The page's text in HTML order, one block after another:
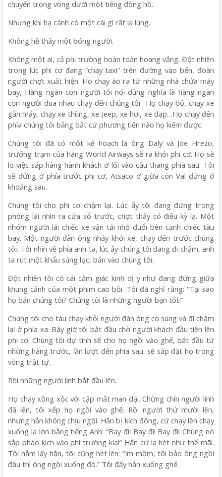
chuyến trong vòng dưới một tiếng đồng hồ.
Nhưng khi hạ cánh có một cái gì rất lạ lùng.
Không hề thấy một bóng người.
Không một ai, cả phi trường hoàn toàn hoang vắng. Đột nhiên
trong lúc phi cơ đang “chạy taxi” trên đường vào bến, đoàn
người chợt xuất hiện. Họ chạy ào ra từ những nhà chứa máy
bay, Hàng ngàn con người-tôi nói đúng nghĩa là hàng ngàn
con người đua nhau chạy đến chúng tôi- Họ chạy bộ, chạy xe
gắn máy, chạy xe thùng, xe Jeep, xe hơi, xe đạp…Họ chạy đến
phía chúng tôi bằng bất cứ phương tiện nào họ kiếm được.
Chúng tôi đã có một kế hoạch là ông Daly và Joe Hrezo,
trưởng trạm của hãng World Airways sẽ ra khỏi phi cơ. Họ sẽ
lo việc sắp hàng hành khách ở lối vào cầu thang phía sau. Tôi
sẽ đứng ở phía trước phi cơ, Atsaco ở giữa còn Val đứng ở
khoảng sau.
Chúng tôi cho phi cơ chậm lại. Lúc ấy tôi đang đứng trong
phòng lái nhìn ra cửa sổ trước, chợt thấy có điều kỳ lạ. Một
nhóm người lái chiếc xe vận tải nhỏ đuổi bên cạnh chiếc tàu
bay. Một người đàn ông nhảy khỏi xe, chạy đến trước chúng
tôi. Tôi nhìn về phía anh ta, lúc ấy chúng tôi đang đi chậm, anh
ta rút một khẩu súng lục, bắn vào chúng tôi.
Đột nhiên tôi có cái cảm giác kinh dị y như đang đứng giữa
khung cảnh của một phim cao bồi. Tôi đã nghĩ rằng: “Tại sao
họ bắn chúng tôi? Chúng tôi là những người bạn tốt!”
Chúng tôi cho tàu chạy khỏi người đàn ông có súng và đi chậm
lại ở phía xa. Bây giờ tôi bắt đầu chờ người khách đầu tiên lên
phi cơ. Chúng tôi dự tính sẽ cho họ ngồi vào ghế, bắt đầu từ
những hàng trước, lần lượt đến phía sau, sẽ sắp đặt họ trong
vòng trật tự.
Rồi những người lính bắt đầu lên.
Họ chạy xồng xộc với cặp mắt man dại. Chừng chín người lính
đã lên, tôi xếp họ ngồi vào ghế. Rồi người thứ mười lên,
nhưng hắn không chịu ngồi. Hắn bị kích động, cứ chạy lên chạy
xuống la lớn bằng tiếng Anh: “Bay đi! Bay đi! Bay đi! Chúng nó
sắp pháo kích vào phi trường kìa!” Hắn cứ la hét như thế mãi.
Tôi nắm lấy hắn, tôi cũng hét lên: “Im mồm, tôi bảo ông ngồi
đâu thì ông ngồi xuống đó.” Tôi đẩy hắn xuống ghế.